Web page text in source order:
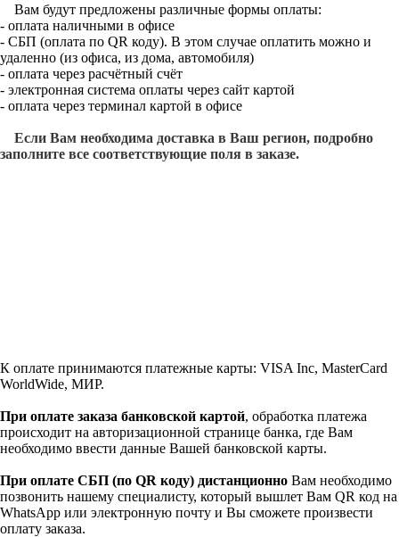
Вам будут предложены различные формы оплаты:
- оплата наличными в офисе
- СБП (оплата по QR коду). В этом случае оплатить можно и
удаленно (из офиса, из дома, автомобиля)
- оплата через расчётный счёт
- электронная система оплаты через сайт картой
- оплата через терминал картой в офисе
Если Вам необходима доставка в Ваш регион, подробно
заполните все соответствующие поля в заказе.
К оплате принимаются платежные карты: VISA Inc, MasterCard
WorldWide, МИР.
При оплате заказа банковской картой, обработка платежа
происходит на авторизационной странице банка, где Вам
необходимо ввести данные Вашей банковской карты.
При оплате СБП (по QR коду) дистанционно Вам необходимо
позвонить нашему специалисту, который вышлет Вам QR код на
WhatsApp или электронную почту и Вы сможете произвести
оплату заказа.